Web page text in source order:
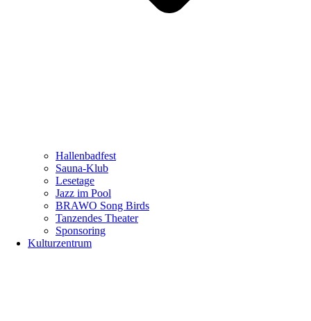
Hallenbadfest
Sauna-Klub
Lesetage
Jazz im Pool
BRAWO Song Birds
Tanzendes Theater
Sponsoring
Kulturzentrum